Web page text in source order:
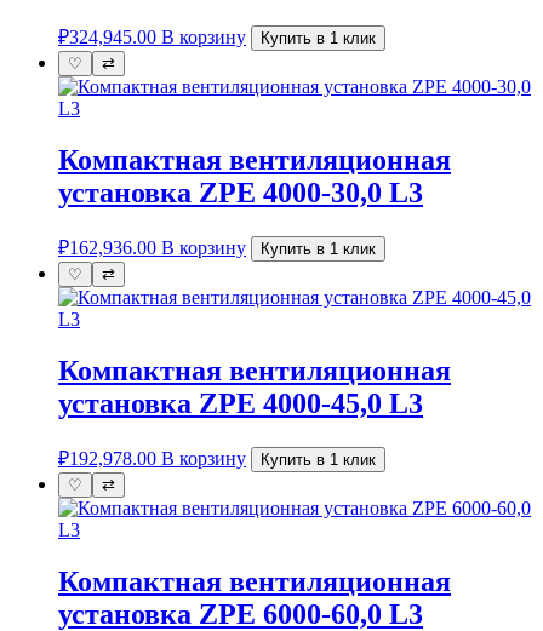
₽324,945.00 В корзину
Купить в 1 клик
♡
⇄
Компактная вентиляционная
установка ZPE 4000-30,0 L3
₽162,936.00 В корзину
Купить в 1 клик
♡
⇄
Компактная вентиляционная
установка ZPE 4000-45,0 L3
₽192,978.00 В корзину
Купить в 1 клик
♡
⇄
Компактная вентиляционная
установка ZPE 6000-60,0 L3